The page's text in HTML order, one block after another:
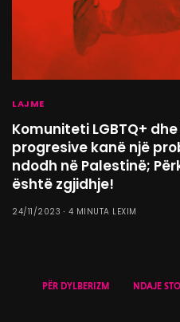
LAJME
Komuniteti LGBTQ+
progresive kanë një
ndodh në Palestinë;
është zgjidhje!
24/11/2023 4 MINUTA LEXIM
PËR DYLBERIZM NDAJE